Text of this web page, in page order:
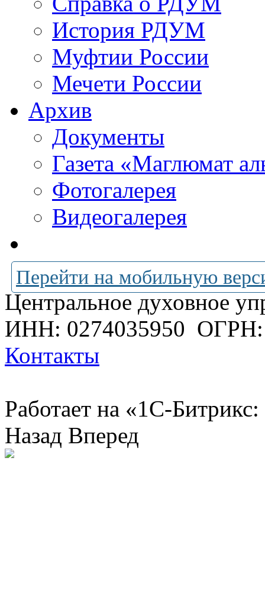
История РДУМ
Муфтии России
Мечети России
Архив
Документы
Газета «Маглюмат
Фотогалерея
Видеогалерея
Перейти на мобильную
Центральное духовное
ИНН: 0274035950 ОГРН:
Контакты
Работает на «1С-
Назад Вперед